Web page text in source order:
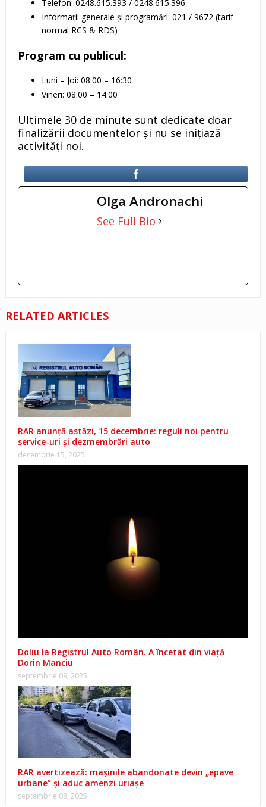
Telefon: 0248.615.393 / 0248.615.396
Informații generale și programări: 021 / 9672 (tarif
normal RCS & RDS)
Program cu publicul:
Luni – Joi: 08:00 – 16:30
Vineri: 08:00 – 14:00
Ultimele 30 de minute sunt dedicate doar
finalizării documentelor și nu se inițiază
activități noi.
Olga Andronachi
See Full Bio
RELATED ARTICLES
RAR anunță astăzi, 15 decembrie: reguli noi pentru
service-uri și dezmembrări auto
decembrie 15, 2025
Doliu la Registrul Auto Român. A încetat din viață
Dorin Manciu
septembrie 09, 2025
RAR avertizează: mașinile abandonate devin „epave
urbane” și aduc amenzi uriașe
septembrie 08, 2025